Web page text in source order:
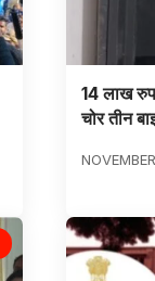
14 लाख
चोर तीन